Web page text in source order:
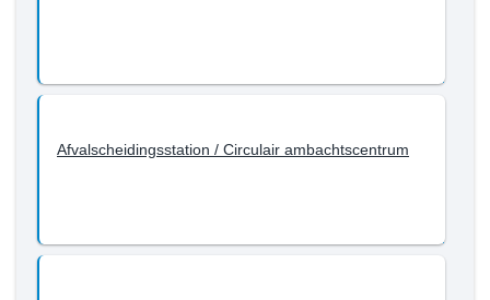
Afvalscheidingsstation / Circulair ambachtscentrum